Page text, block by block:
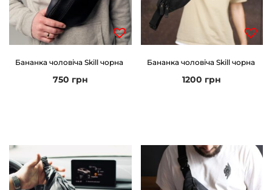
Бананка чоловіча Skill чорна
750 грн
Бананка чоловіча Skill чорна
1200 грн